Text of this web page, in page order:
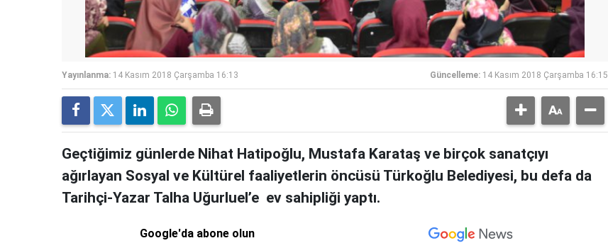
Yayınlanma: 14 Kasım 2018 Çarşamba 16:13 Güncelleme: 14 Kasım 2018 Çarşamba 16:15
Geçtiğimiz günlerde Nihat Hatipoğlu, Mustafa Karataş ve birçok sanatçıyı
ağırlayan Sosyal ve Kültürel faaliyetlerin öncüsü Türkoğlu Belediyesi, bu defa da
Tarihçi-Yazar Talha Uğurluel’e ev sahipliği yaptı.
Google'da abone olun